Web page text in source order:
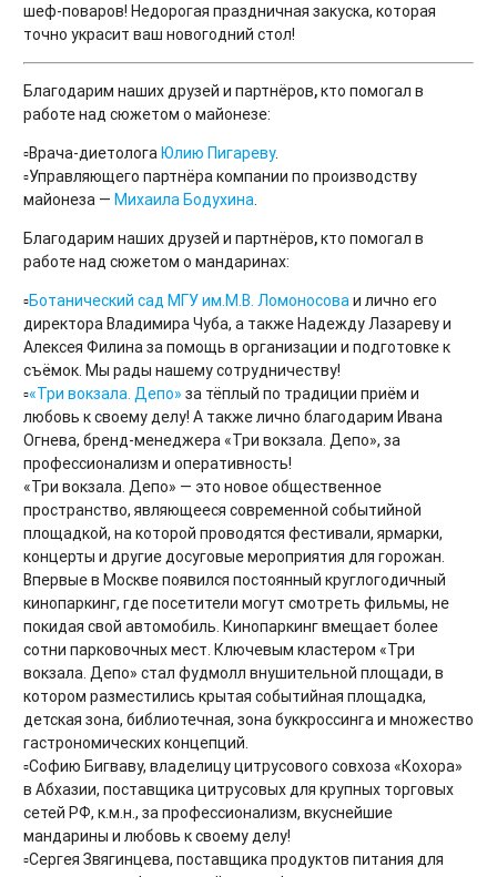
шеф-поваров! Недорогая праздничная закуска, которая
точно украсит ваш новогодний стол!
Благодарим наших друзей и партнёров,кто помогал в
работе над сюжетом о майонезе:
▫️Врача-диетологаЮлию Пигареву.
▫️Управляющего партнёра компании по производству
майонеза — Михаила Бодухина.
Благодарим наших друзей и партнёров,кто помогал в
работе над сюжетом о мандаринах:
▫️Ботанический сад МГУ им.М.В. Ломоносоваи лично его
директора Владимира Чуба, а также Надежду Лазареву и
Алексея Филина за помощь в организации и подготовке к
съёмок. Мы рады нашему сотрудничеству!
▫️«Три вокзала. Депо» за тёплый по традиции приём и
любовь к своему делу! А также лично благодарим Ивана
Огнева, бренд-менеджера «Три вокзала. Депо», за
профессионализм и оперативность!
«Три вокзала. Депо» — это новое общественное
пространство, являющееся современной событийной
площадкой, на которой проводятся фестивали, ярмарки,
концерты и другие досуговые мероприятия для горожан.
Впервые в Москве появился постоянный круглогодичный
кинопаркинг, где посетители могут смотреть фильмы, не
покидая свой автомобиль. Кинопаркинг вмещает более
сотни парковочных мест. Ключевым кластером «Три
вокзала. Депо» стал фудмолл внушительной площади, в
котором разместились крытая событийная площадка,
детская зона, библиотечная, зона буккроссинга и множество
гастрономических концепций.
▫️Софию Бигваву, владелицу цитрусового совхоза «Кохора»
в Абхазии, поставщика цитрусовых для крупных торговых
сетей РФ, к.м.н., за профессионализм, вкуснейшие
мандарины и любовь к своему делу!
▫️Сергея Звягинцева, поставщика продуктов питания для